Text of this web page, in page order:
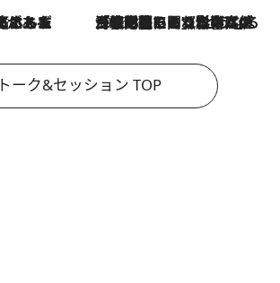
2026.8.3
「住宅建てられない…」「サーチャージ料の高値が続いている」ホルムズ海峡封鎖による影響はいつまで続く？《エネルギー専門家に聞く“どうなる日本の暮らし”》
トーク&セッション TOP